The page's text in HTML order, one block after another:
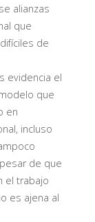
alianzas
que
de
evidencia el
que
en
incluso
de que
el trabajo
es ajena al